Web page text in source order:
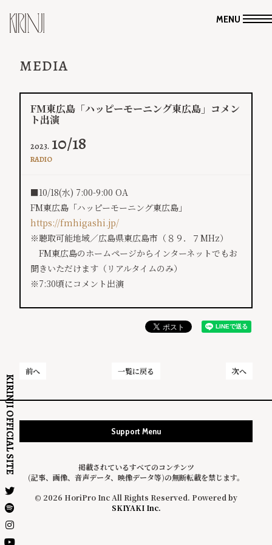
MENU
KIRINJI OFFICIAL SITE
MEDIA
FM東広島「ハッピーモーニング東広島」コメン
ト出演
2023. 10/18
RADIO
■10/18(水) 7:00-9:00 OA
FM東広島「ハッピーモーニング東広島」
https://fmhigashi.jp/
※聴取可能地域／広島県東広島市（８９．７MHz）
FM東広島のホームページからインターネットでもお
聞きいただけます（リアルタイムのみ）
※7:30頃にコメント出演
前へ 一覧に戻る 次へ
Support Menu
掲載されているすべてのコンテンツ
(記事、画像、音声データ、映像データ等)の無断転載を禁じます。
© 2026 HoriPro Inc All Rights Reserved. Powered by
SKIYAKI Inc.